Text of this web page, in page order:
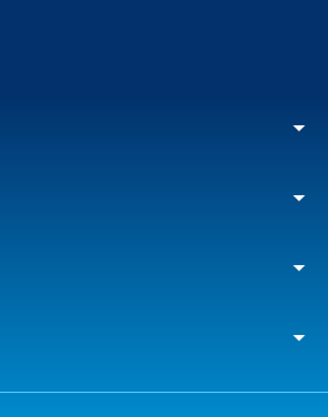
arrow_drop_down
arrow_drop_down
arrow_drop_down
arrow_drop_down